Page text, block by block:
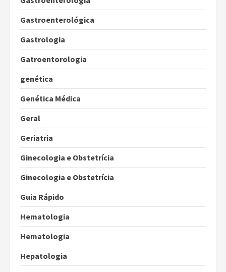
Gastroenterológica
Gastrologia
Gatroentorologia
genética
Genética Médica
Geral
Geriatria
Ginecologia e Obstetrícia
Ginecologia e Obstetrícia
Guia Rápido
Hematologia
Hematologia
Hepatologia